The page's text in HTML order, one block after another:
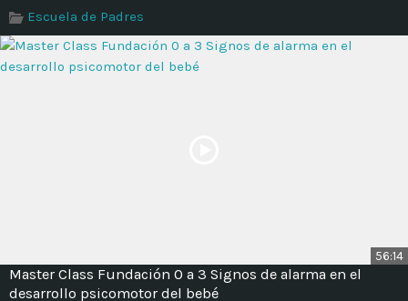
Escuela de Padres
56:14
Master Class Fundación 0 a 3 Signos de alarma en el
desarrollo psicomotor del bebé